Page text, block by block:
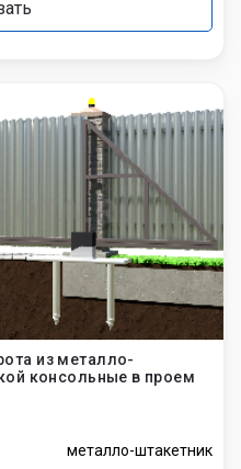
из металло-
консольные в проем
металло-штакетник